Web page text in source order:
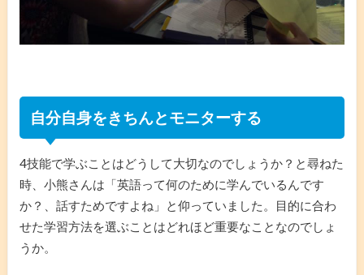
自分自身をきちんとモニターする
4技能で学ぶことはどうして大切なのでしょうか？と尋ねた
時、小熊さんは「英語って何のために学んでいるんです
か？、話すためですよね」と仰っていました。目的に合わ
せた学習方法を選ぶことはどれほど重要なことなのでしょ
うか。